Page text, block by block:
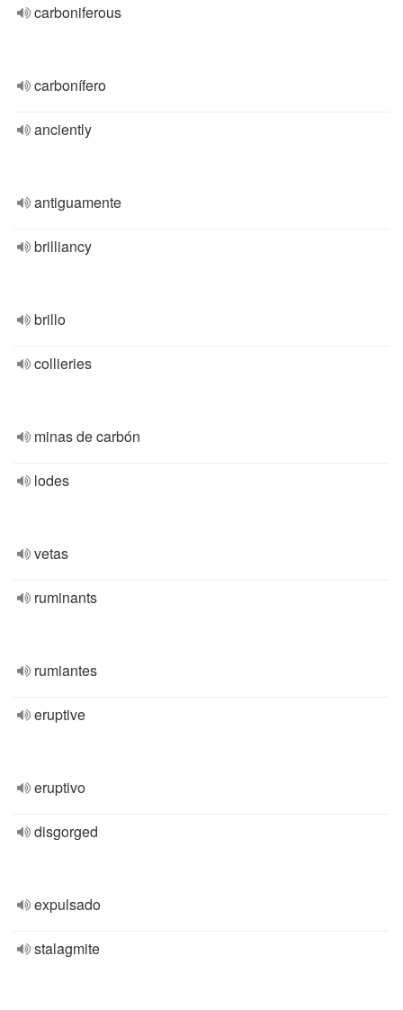
carboniferous
carbonífero
anciently
antiguamente
brilliancy
brillo
collieries
minas de carbón
lodes
vetas
ruminants
rumiantes
eruptive
eruptivo
disgorged
expulsado
stalagmite